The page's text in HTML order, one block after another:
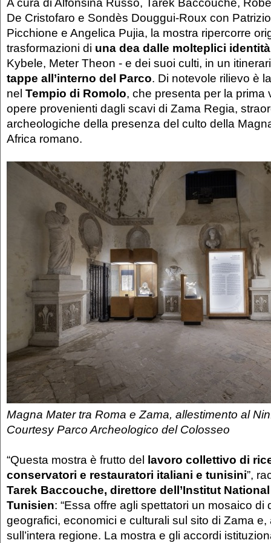
De Cristofaro e Sondès Douggui-Roux con
Picchione e Angelica Pujia, la mostra ripercorre
trasformazioni di una dea dalle molteplici identità
Kybele, Meter Theon - e dei suoi culti, in un
tappe all’interno del Parco. Di notevole rilievo è
nel Tempio di Romolo, che presenta per la prima
opere provenienti dagli scavi di Zama Regia,
archeologiche della presenza del culto della
Africa romano.
Magna Mater tra Roma e Zama, allestimento al
Courtesy Parco Archeologico del Colosseo
“Questa mostra è frutto del lavoro collettivo di
conservatori e restauratori italiani e tunisini”,
Tarek Baccouche, direttore dell’Institut
Tunisien: “Essa offre agli spettatori un mosaico di
geografici, economici e culturali sul sito di Zama
sull’intera regione. La mostra e gli accordi